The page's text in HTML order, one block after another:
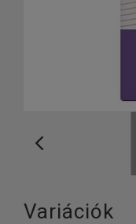
Variációk